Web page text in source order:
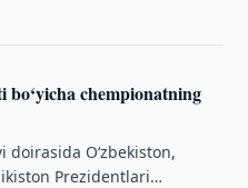
chempionatning
O‘zbekiston,
Prezidentlari